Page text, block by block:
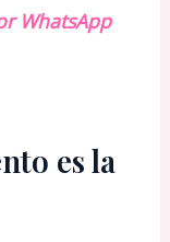
WhatsApp
es la